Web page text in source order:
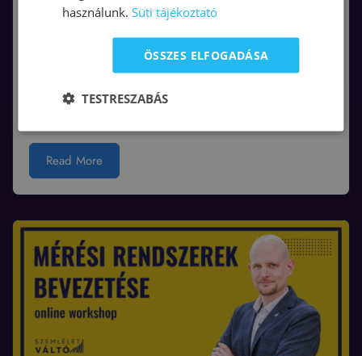
Read More
használunk. Süti tájékoztató
ÖSSZES ELFOGADÁSA
TESTRESZABÁS